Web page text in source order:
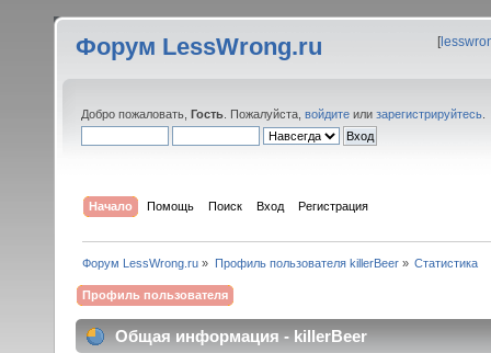
Форум LessWrong.ru [
Добро пожаловать, Гость . Пожалуйста, войдите или зарегистрируйтесь
Начало Помощь Поиск Вход Регистрация
Форум LessWrong.ru » Профиль пользователя killerBeer» Статистика
Профиль пользователя
Общая информация - killerBeer